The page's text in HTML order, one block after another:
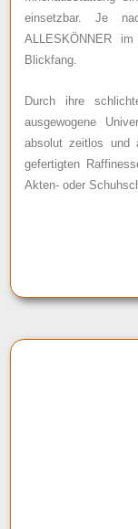
einsetzbar. Je
ALLESKÖNNER
Blickfang.
Durch ihre
ausgewogene
absolut zeitlos und
gefertigten
Akten- oder